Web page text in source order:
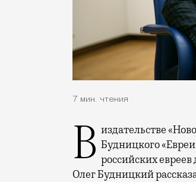
7 мин. чтения
В издательстве «Новое литературное обозрение» вышла книга историка Олега Будницкого
российских
Олег Будницкий